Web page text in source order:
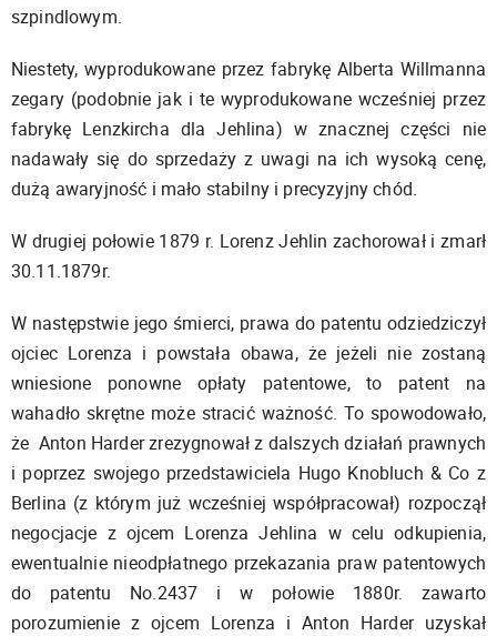
szpindlowym.
Niestety, wyprodukowane przez fabrykę Alberta Willmanna
zegary (podobnie jak i te wyprodukowane wcześniej przez
fabrykę Lenzkircha dla Jehlina) w znacznej części nie
nadawały się do sprzedaży z uwagi na ich wysoką cenę,
dużą awaryjność i mało stabilny i precyzyjny chód.
W drugiej połowie 1879 r. Lorenz Jehlin zachorował i zmarł
30.11.1879r.
W następstwie jego śmierci, prawa do patentu odziedziczył
ojciec Lorenza i powstała obawa, że jeżeli nie zostaną
wniesione ponowne opłaty patentowe, to patent na
wahadło skrętne może stracić ważność. To spowodowało,
że Anton Harder zrezygnował z dalszych działań prawnych
i poprzez swojego przedstawiciela Hugo Knobluch & Co z
Berlina (z którym już wcześniej współpracował) rozpoczął
negocjacje z ojcem Lorenza Jehlina w celu odkupienia,
ewentualnie nieodpłatnego przekazania praw patentowych
do patentu No.2437 i w połowie 1880r. zawarto
porozumienie z ojcem Lorenza i Anton Harder uzyskał